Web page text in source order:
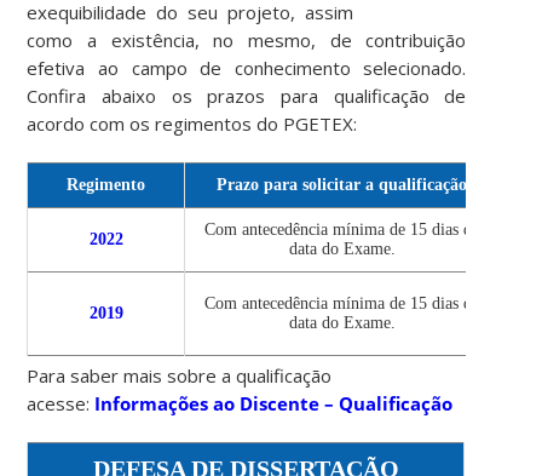
exequibilidade do seu projeto, assim
como a existência, no mesmo, de contribuição
efetiva ao campo de conhecimento selecionado.
Confira abaixo os prazos para qualificação de
acordo com os regimentos do PGETEX:
Regimento Prazo para solicitar a qualificação
2022
Com antecedência mínima de 15 dias da
data do Exame.
2019
Com antecedência mínima de 15 dias da
data do Exame.
Para saber mais sobre a qualificação
acesse: Informações ao Discente – Qualificação
DEFESA DE DISSERTAÇÃO